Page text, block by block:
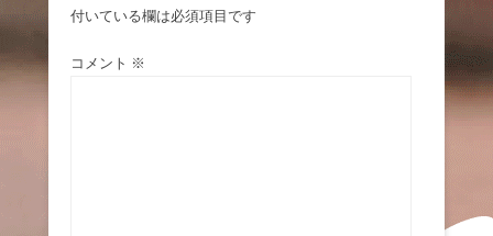
付いている欄は必須項目です
コメント ※